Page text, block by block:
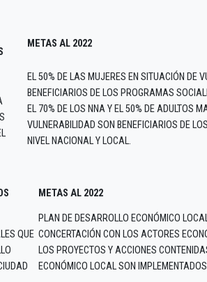
METAS AL 2022
EL 50% DE LAS MUJERES EN SITUACIÓN DE
BENEFICIARIOS DE LOS PROGRAMAS
EL 70% DE LOS NNA Y EL 50% DE ADULTOS
VULNERABILIDAD SON BENEFICIARIOS DE
NIVEL NACIONAL Y LOCAL.
METAS AL 2022
QUE
PLAN DE DESARROLLO ECONÓMICO
CONCERTACIÓN CON LOS ACTORES
LOS PROYECTOS Y ACCIONES
ECONÓMICO LOCAL SON IMPLEMENTADOS